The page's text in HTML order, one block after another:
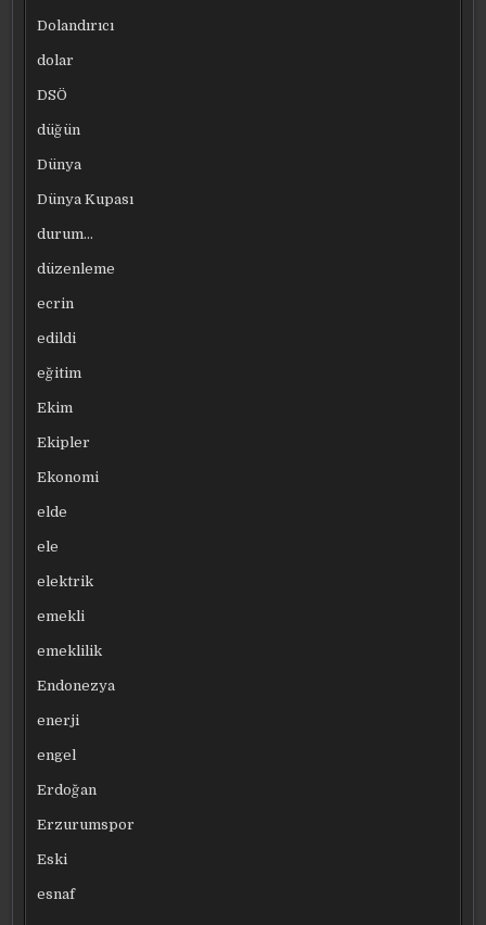
Dolandırıcı
dolar
DSÖ
düğün
Dünya
Dünya Kupası
durum…
düzenleme
ecrin
edildi
eğitim
Ekim
Ekipler
Ekonomi
elde
ele
elektrik
emekli
emeklilik
Endonezya
enerji
engel
Erdoğan
Erzurumspor
Eski
esnaf